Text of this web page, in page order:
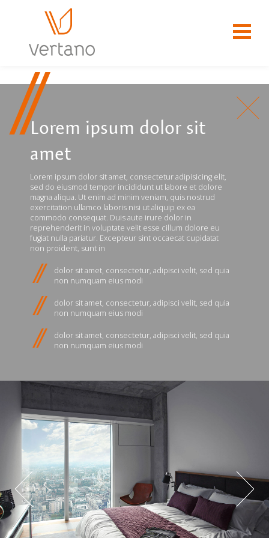
Lorem ipsum dolor sit
amet
Lorem ipsum dolor sit amet, consectetur adipisicing elit,
sed do eiusmod tempor incididunt ut labore et dolore
magna aliqua. Ut enim ad minim veniam, quis nostrud
exercitation ullamco laboris nisi ut aliquip ex ea
commodo consequat. Duis aute irure dolor in
reprehenderit in voluptate velit esse cillum dolore eu
fugiat nulla pariatur. Excepteur sint occaecat cupidatat
non proident, sunt in
dolor sit amet, consectetur, adipisci velit, sed quia
non numquam eius modi
dolor sit amet, consectetur, adipisci velit, sed quia
non numquam eius modi
dolor sit amet, consectetur, adipisci velit, sed quia
non numquam eius modi